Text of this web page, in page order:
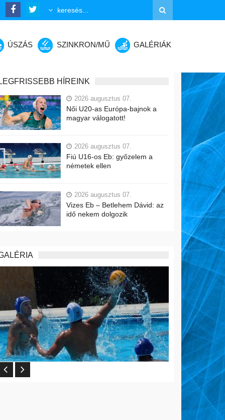
ÚSZÁS SZINKRON/MŰ GALÉRIÁK
HÍREINK
2026 augusztus 07.
Női U20-as Európa-bajnok a
magyar válogatott!
2026 augusztus 07.
Fiú U16-os Eb: győzelem a
németek ellen
2026 augusztus 07.
Vizes Eb – Betlehem Dávid: az
idő nekem dolgozik